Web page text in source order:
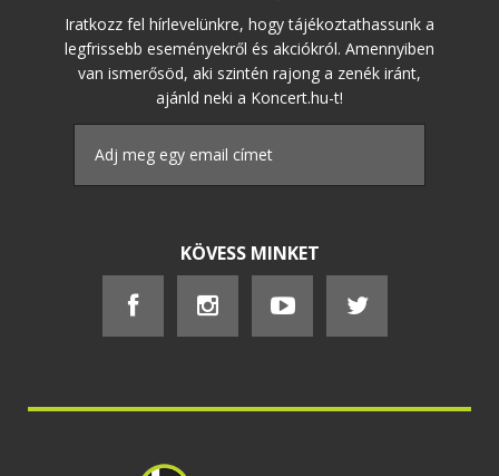
Iratkozz fel hírlevelünkre, hogy tájékoztathassunk a
legfrissebb eseményekről és akciókról. Amennyiben
van ismerősöd, aki szintén rajong a zenék iránt,
ajánld neki a Koncert.hu-t!
KÖVESS MINKET